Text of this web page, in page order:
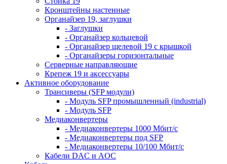
Кронштейны настенные
Органайзер 19, заглушки
- Заглушки
- Органайзер кольцевой
- Органайзер щелевой 19 с крышкой
- Органайзеры горизонтальные
Серверные направляющие
Крепеж 19 и аксессуары
Активное оборудование
Трансиверы (SFP модули)
- Модуль SFP промышленный (industrial)
- Модуль SFP
Медиаконвертеры
- Медиаконвертеры 1000 Мбит/с
- Медиаконвертеры под SFP
- Медиаконвертеры 10/100 Мбит/с
Кабели DAC и AOC